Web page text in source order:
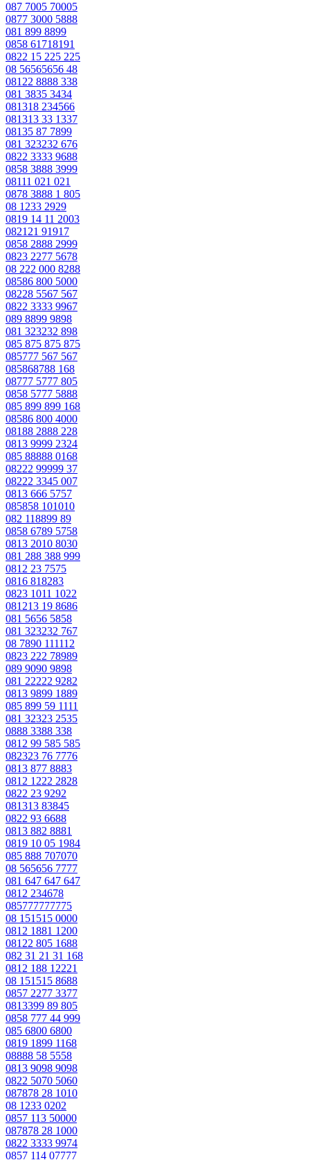
087 7005 70005
0877 3000 5888
081 899 8899
0858 61718191
0822 15 225 225
08 56565656 48
08122 8888 338
081 3835 3434
081318 234566
081313 33 1337
08135 87 7899
081 323232 676
0822 3333 9688
0858 3888 3999
08111 021 021
0878 3888 1 805
08 1233 2929
0819 14 11 2003
082121 91917
0858 2888 2999
0823 2277 5678
08 222 000 8288
08586 800 5000
08228 5567 567
0822 3333 9967
089 8899 9898
081 323232 898
085 875 875 875
085777 567 567
085868788 168
08777 5777 805
0858 5777 5888
085 899 899 168
08586 800 4000
08188 2888 228
0813 9999 2324
085 88888 0168
08222 99999 37
08222 3345 007
0813 666 5757
085858 101010
082 118899 89
0858 6789 5758
0813 2010 8030
081 288 388 999
0812 23 7575
0816 818283
0823 1011 1022
081213 19 8686
081 5656 5858
081 323232 767
08 7890 111112
0823 222 78989
089 9090 9898
081 22222 9282
0813 9899 1889
085 899 59 1111
081 32323 2535
0888 3388 338
0812 99 585 585
082323 76 7776
0813 877 8883
0812 1222 2828
0822 23 9292
081313 83845
0822 93 6688
0813 882 8881
0819 10 05 1984
085 888 707070
08 565656 7777
081 647 647 647
0812 234678
085777777775
08 151515 0000
0812 1881 1200
08122 805 1688
082 31 21 31 168
0812 188 12221
08 151515 8688
0857 2277 3377
0813399 89 805
0858 777 44 999
085 6800 6800
0819 1899 1168
08888 58 5558
0813 9098 9098
0822 5070 5060
087878 28 1010
08 1233 0202
0857 113 50000
087878 28 1000
0822 3333 9974
0857 114 07777